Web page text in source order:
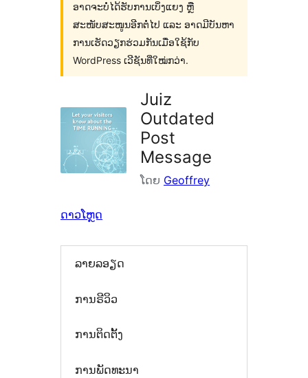
ອາດຈະບໍ່ໄດ້ຮັບການເບິ່ງແຍງ ຫຼື
ສະໜັບສະໜູນອີກຕໍ່ໄປ ແລະ ອາດມີບັນຫາ
ການເຮັດວຽກຮ່ວມກັນເມື່ອໃຊ້ກັບ
WordPress ເວີຊັນທີ່ໃໝ່ກວ່າ.
Juiz
Outdated
Post
Message
ໂດຍ Geoffrey
ດາວໂຫຼດ
ລາຍລອຽດ
ການຣີວິວ
ການຕິດຕັ້ງ
ການພັດທະນາ